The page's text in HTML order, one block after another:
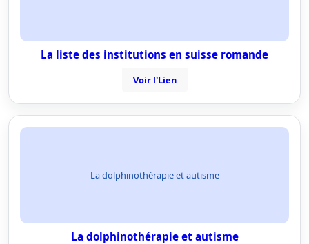
La liste des institutions en suisse romande
Voir l'Lien
La dolphinothérapie et autisme
La dolphinothérapie et autisme